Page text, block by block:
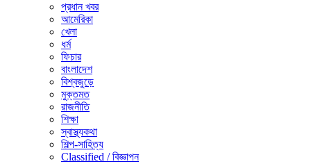
প্রধান খবর
আমেরিকা
খেলা
ধর্ম
ফিচার
বাংলাদেশ
বিশ্বজুড়ে
মুক্তমত
রাজনীতি
শিক্ষা
স্বাস্থ্যকথা
শিল্প-সাহিত্য
Classified / বিজ্ঞাপন